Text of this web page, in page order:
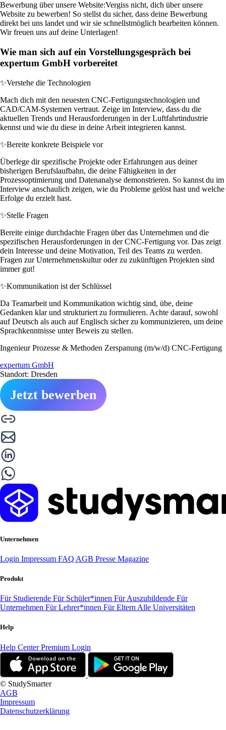
Bewerbung über unsere Website:Vergiss nicht, dich über unsere
Website zu bewerben! So stellst du sicher, dass deine Bewerbung
direkt bei uns landet und wir sie schnellstmöglich bearbeiten können.
Wir freuen uns auf deine Unterlagen!
Wie man sich auf ein Vorstellungsgespräch bei
expertum GmbH vorbereitet
✨Verstehe die Technologien
Mach dich mit den neuesten CNC-Fertigungstechnologien und
CAD/CAM-Systemen vertraut. Zeige im Interview, dass du die
aktuellen Trends und Herausforderungen in der Luftfahrtindustrie
kennst und wie du diese in deine Arbeit integrieren kannst.
✨Bereite konkrete Beispiele vor
Überlege dir spezifische Projekte oder Erfahrungen aus deiner
bisherigen Berufslaufbahn, die deine Fähigkeiten in der
Prozessoptimierung und Datenanalyse demonstrieren. So kannst du im
Interview anschaulich zeigen, wie du Probleme gelöst hast und welche
Erfolge du erzielt hast.
✨Stelle Fragen
Bereite einige durchdachte Fragen über das Unternehmen und die
spezifischen Herausforderungen in der CNC-Fertigung vor. Das zeigt
dein Interesse und deine Motivation, Teil des Teams zu werden.
Fragen zur Unternehmenskultur oder zu zukünftigen Projekten sind
immer gut!
✨Kommunikation ist der Schlüssel
Da Teamarbeit und Kommunikation wichtig sind, übe, deine
Gedanken klar und strukturiert zu formulieren. Achte darauf, sowohl
auf Deutsch als auch auf Englisch sicher zu kommunizieren, um deine
Sprachkenntnisse unter Beweis zu stellen.
Ingenieur Prozesse & Methoden Zerspanung (m/w/d) CNC-Fertigung
expertum GmbH
Standort: Dresden
Jetzt bewerben
Unternehmen
Login Impressum FAQ AGB Presse Magazine
Produkt
Für Studierende Für Schüler*innen Für Auszubildende Für
Unternehmen Für Lehrer*innen Für Eltern Alle Universitäten
Help
Help CenterPremium Login
© StudySmarter
AGB
Impressum
Datenschutzerklärung